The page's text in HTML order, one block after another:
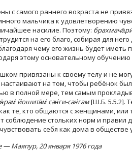
самого раннего возраста не
мальчика к удовлетворению
насилие. Поэтому:
на его благо, собирая для
чему его жизнь будет
этому основательному обучению
привязаны к своему телу и не
на том, чтобы ребёнок
в полной мере, тем самым
йошита̄м̇ сан̇ги-сан̇гам[Ш.Б. 5.5.2].
те, кто общаются с женщинами,
соблюдение стольких норм и
себя как дома в обществе
Маяпур, 20 января 1976 года